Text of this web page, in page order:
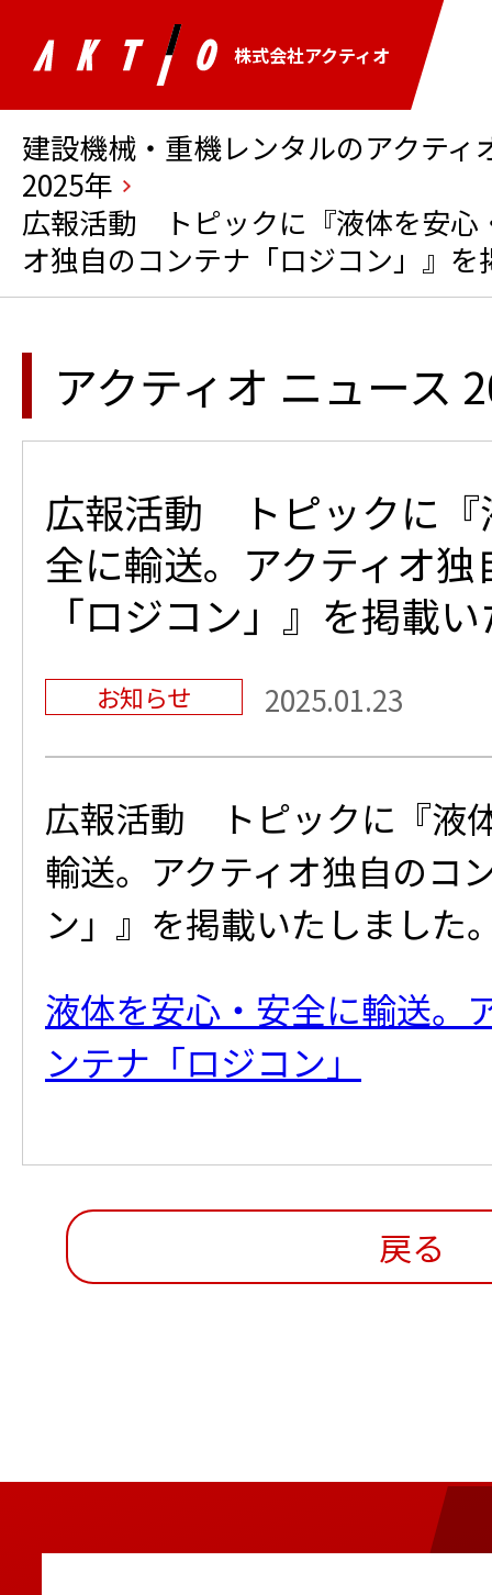
株式会社アクティオ
建設機械・重機レンタルのアクティ
2025年
広報活動 トピックに『液体を安心
オ独自のコンテナ「ロジコン」』
アクティオ ニュース
広報活動 トピックに『
全に輸送。アクティオ
「ロジコン」』を掲載
お知らせ 2025.01.23
広報活動 トピックに『液
輸送。アクティオ独自のコ
ン」』を掲載いたしました
液体を安心・安全に輸送。
ンテナ「ロジコン」
戻る